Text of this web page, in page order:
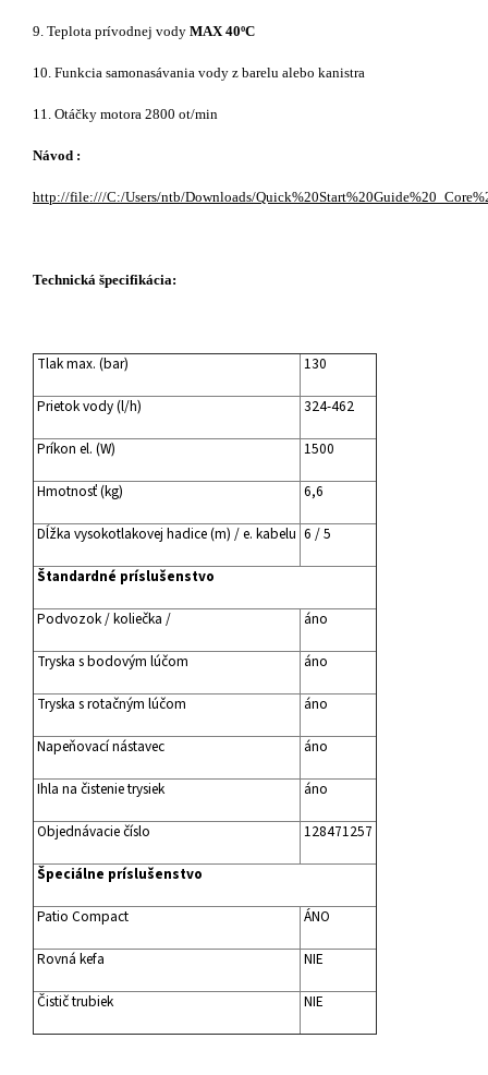
9. Teplota prívodnej vody MAX 40ºC
10. Funkcia samonasávania vody z barelu alebo kanistra
11. Otáčky motora 2800 ot/min
Návod :
http://file:///C:/Users/ntb/Downloads/
Technická špecifikácia:
Tlak max. (bar) 130
Prietok vody (l/h) 324-462
Príkon el. (W) 1500
Hmotnosť (kg) 6,6
Dĺžka vysokotlakovej hadice (m) / e. kabelu 6 / 5
Štandardné príslušenstvo
Podvozok / koliečka / áno
Tryska s bodovým lúčom áno
Tryska s rotačným lúčom áno
Napeňovací nástavec áno
Ihla na čistenie trysiek áno
Objednávacie číslo 128471257
Špeciálne príslušenstvo
Patio Compact ÁNO
Rovná kefa NIE
Čistič trubiek NIE